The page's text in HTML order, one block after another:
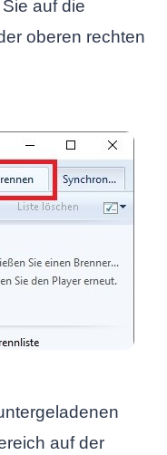
auf die
oberen rechten
auf der